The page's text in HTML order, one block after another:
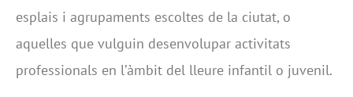
esplais i agrupaments escoltes de la ciutat, o
aquelles que vulguin desenvolupar activitats
professionals en l’àmbit del lleure infantil o juvenil.